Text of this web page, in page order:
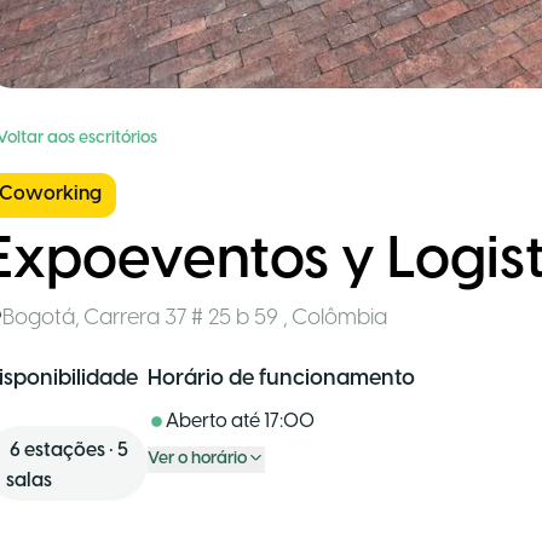
aos escritórios
Coworking
y
Bogotá, Carrera 37 # 25 b 59 , Colômbia
6 estações •5
salas
Horário de funcionamento
Aberto até 17:00
Ver o horário